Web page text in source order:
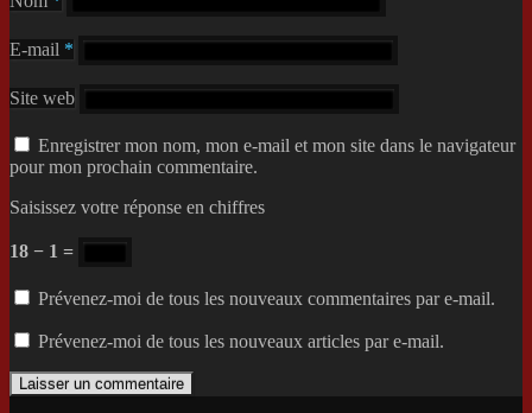
E-mail *
Site web
Enregistrer mon nom, mon e-mail et mon site dans le navigateur
pour mon prochain commentaire.
Saisissez votre réponse en chiffres
18 − 1 =
Prévenez-moi de tous les nouveaux commentaires par e-mail.
Prévenez-moi de tous les nouveaux articles par e-mail.